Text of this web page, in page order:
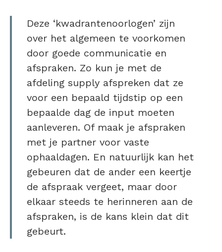
Deze ‘kwadrantenoorlogen’ zijn
over het algemeen te voorkomen
door goede communicatie en
afspraken. Zo kun je met de
afdeling supply afspreken dat ze
voor een bepaald tijdstip op een
bepaalde dag de input moeten
aanleveren. Of maak je afspraken
met je partner voor vaste
ophaaldagen. En natuurlijk kan het
gebeuren dat de ander een keertje
de afspraak vergeet, maar door
elkaar steeds te herinneren aan de
afspraken, is de kans klein dat dit
gebeurt.